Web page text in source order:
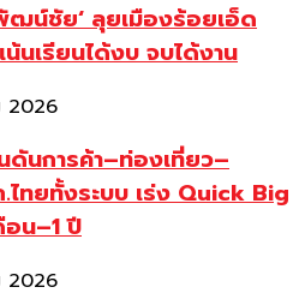
ฒน์ชัย‘ ลุยเมืองร้อยเอ็ด
นเรียนได้งบ จบได้งาน
2026
นการค้า–ท่องเที่ยว–
ไทยทั้งระบบ เร่ง Quick Big
อน–1 ปี
2026